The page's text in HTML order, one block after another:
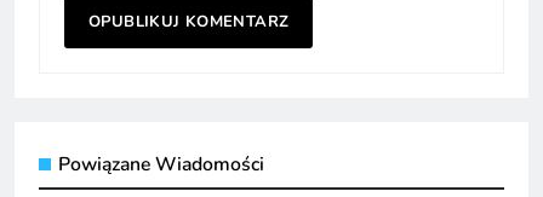
Powiązane Wiadomości